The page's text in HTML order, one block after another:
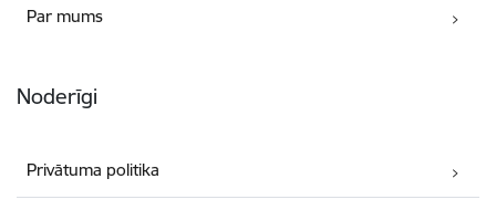
Par mums
Noderīgi
Privātuma politika